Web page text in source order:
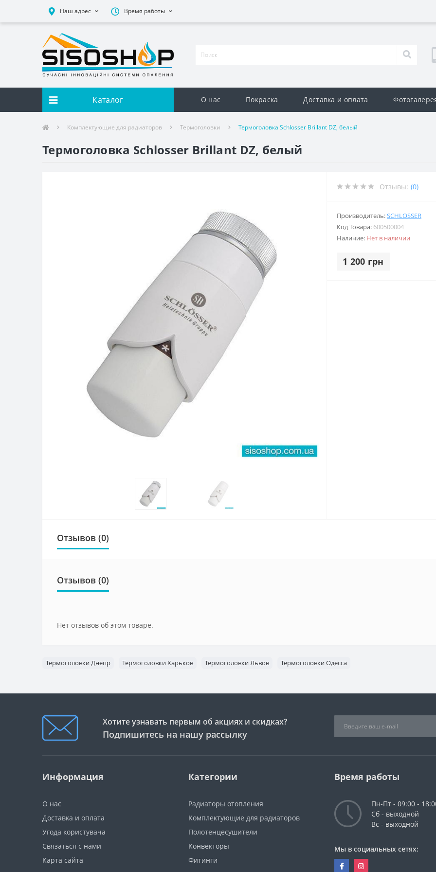
Наш адрес Время работы
Каталог О нас Покраска Доставка и оплата
Комплектующие для радиаторов Термоголовки Термоголовка Schlosser Brillant DZ, белый
Термоголовка Schlosser Brillant DZ, белый
Отзывы: (0)
Производитель:SCHLOSSER
Код Товара: 600500004
Наличие: Нет в наличии
1 200 грн
Отзывов (0)
Отзывов (0)
Нет отзывов об этом товаре.
Термоголовки Днепр Термоголовки Харьков Термоголовки Львов Термоголовки Одесса
Хотите узнавать первым об акциях и скидках?
Подпишитесь на нашу рассылку
Информация
О нас
Доставка и оплата
Угода користувача
Связаться с нами
Карта сайта
Категории
Радиаторы отопления
Комплектующие для радиаторов
Полотенцесушители
Конвекторы
Фитинги
Время работы
Пн-Пт - 09:00 -
Сб - выходной
Вс - выходной
Мы в социальных сетях: